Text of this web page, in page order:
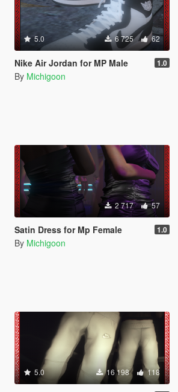
5.0 6 725 62
Nike Air Jordan for MP Male 1.0
By Michigoon
2 717 57
Satin Dress for Mp Female 1.0
By Michigoon
5.0 16 198 118